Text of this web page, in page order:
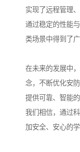
实现了远程管理
通过稳定的性能
类场景中得到了
在未来的发展中
念，不断优化安
提供可靠、智能
我们相信，通过
加安全、安心的